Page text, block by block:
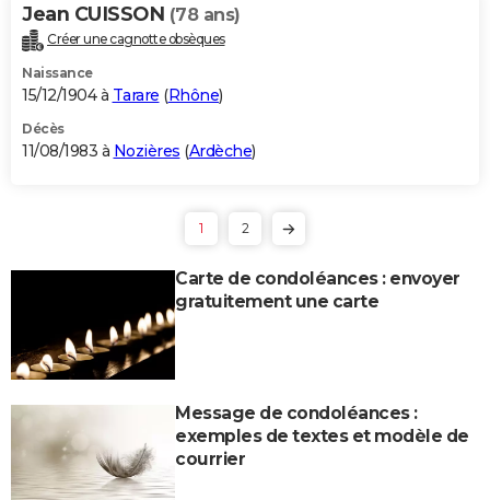
Jean CUISSON (78 ans)
Créer une cagnotte obsèques
Naissance
15/12/1904 à Tarare (Rhône)
Décès
11/08/1983 à Nozières (Ardèche)
1 2
Carte de condoléances : envoyer
gratuitement une carte
Message de condoléances :
exemples de textes et modèle de
courrier